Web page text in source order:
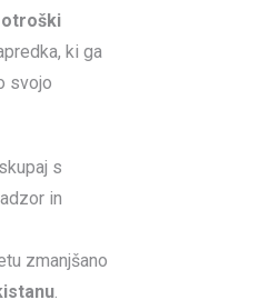
ki ga
svojo
s
in
zmanjšano
.